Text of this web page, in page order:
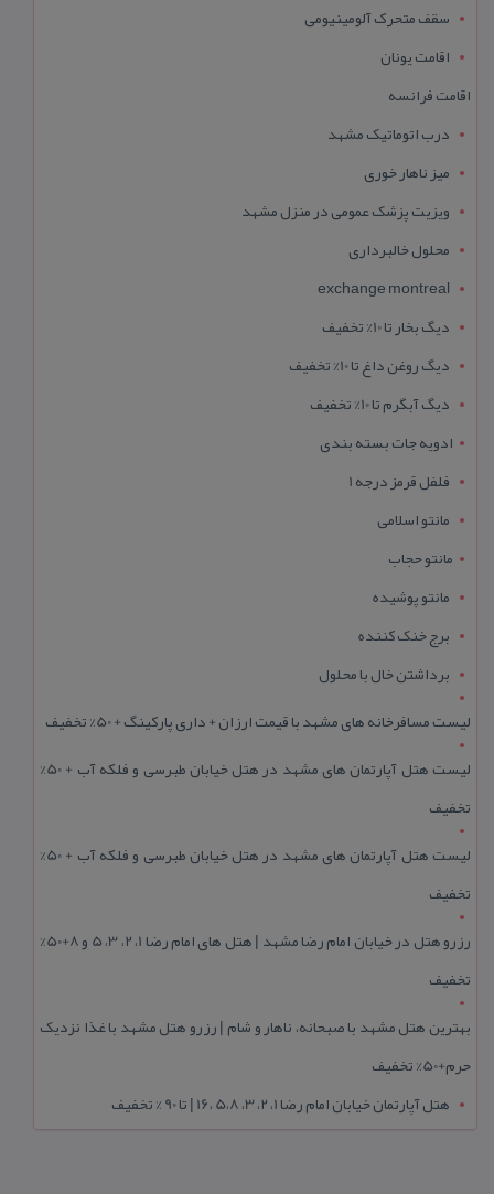
سقف متحرک آلومینیومی
اقامت یونان
اقامت فرانسه
درب اتوماتیک مشهد
میز ناهار خوری
ویزیت پزشک عمومی در منزل مشهد
محلول خالبرداری
exchange montreal
دیگ بخار تا 10% تخفیف
دیگ روغن داغ تا 10% تخفیف
دیگ آبگرم تا 10% تخفیف
ادویه جات بسته بندی
فلفل قرمز درجه 1
مانتو اسلامی
مانتو حجاب
مانتو پوشیده
برج خنک کننده
برداشتن خال با محلول
لیست مسافرخانه های مشهد با قیمت ارزان + داری پارکینگ + 50% تخفیف
لیست هتل آپارتمان های مشهد در هتل خیابان طبرسی و فلکه آب + 50%
تخفیف
لیست هتل آپارتمان های مشهد در هتل خیابان طبرسی و فلکه آب + 50%
تخفیف
رزرو هتل در خیابان امام رضا مشهد | هتل‌ های امام رضا 1، 2، 3، 5 و 8+50%
تخفیف
بهترین هتل مشهد با صبحانه، ناهار و شام | رزرو هتل مشهد با غذا نزدیک
حرم+50% تخفیف
هتل آپارتمان خیابان امام رضا 1، 2، 3، 5،8 ،16 | تا 90 % تخفیف